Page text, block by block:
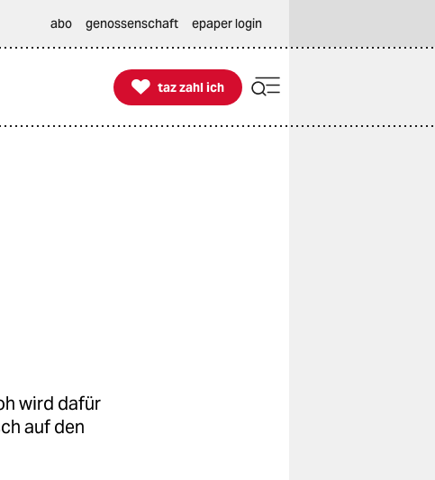
abo genossenschaft epaper login

taz zahl ich
taz zahl ich
wird dafür
auf den